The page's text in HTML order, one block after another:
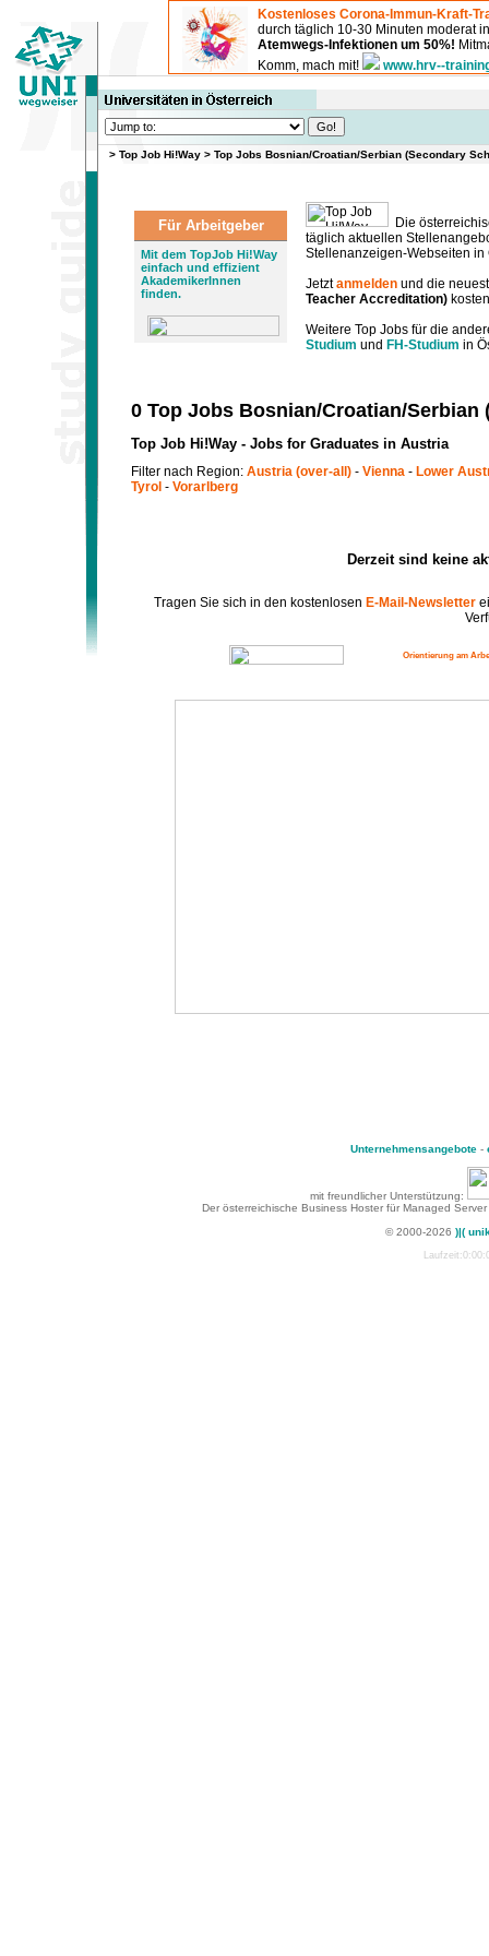
Kostenloses Corona-Immun-Kraft-
durch täglich 10-30 Minuten moderat
Atemwegs-Infektionen um 50%!
Komm, mach mit!
www.hrv--
> Top Job Hi!Way > Top Jobs Bosnian/Croatian/Serbian (Secondary
Für Arbeitgeber
Mit dem TopJob Hi!Way
einfach und effizient
AkademikerInnen
finden.
Die
täglich aktuellen
Stellenanzeigen-Webseiten in
Jetztanmelden und die
Teacher Accreditation)
Weitere Top Jobs für die
Studium und FH-Studium in
0 Top Jobs Bosnian/Croatian/
Top Job Hi!Way - Jobs for Graduates in Austria
Filter nach Region: Austria (over-all) - Vienna - Lower
Tyrol - Vorarlberg
Derzeit sind keine
Tragen Sie sich in den kostenlosen E-Mail-Newsletter
Orientierung am
Unternehmensangebote-
mit freundlicher Unterstützung:
Der österreichische Business Hoster für Managed
© 2000-2026 )|(